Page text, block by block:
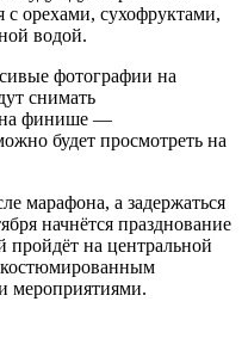
орехами, сухофруктами,
водой.
фотографии на
снимать
на финише —
будет просмотреть на
марафона, а задержаться
начнётся празднование
пройдёт на центральной
костюмированным
мероприятиями.